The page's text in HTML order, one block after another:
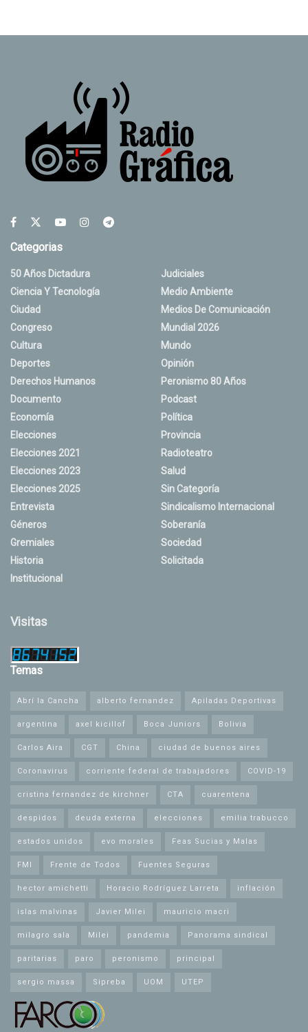
Categorias
50 Años Dictadura
Ciencia Y Tecnología
Ciudad
Congreso
Cultura
Deportes
Derechos Humanos
Documento
Economía
Elecciones
Elecciones 2021
Elecciones 2023
Elecciones 2025
Entrevista
Géneros
Gremiales
Historia
Institucional
Judiciales
Medio Ambiente
Medios De Comunicación
Mundial 2026
Mundo
Opinión
Peronismo 80 Años
Podcast
Política
Provincia
Radioteatro
Salud
Sin Categoría
Sindicalismo Internacional
Soberanía
Sociedad
Solicitada
Visitas
Temas
Abrí la Cancha alberto fernandez Apiladas Deportivas
argentina axel kicillof Boca Juniors Bolivia
Carlos Aira CGT China ciudad de buenos aires
Coronavirus corriente federal de trabajadores COVID-19
cristina fernandez de kirchner CTA cuarentena
despidos deuda externa elecciones emilia trabucco
estados unidos evo morales Feas Sucias y Malas
FMI Frente de Todos Fuentes Seguras
hector amichetti Horacio Rodríguez Larreta inflación
islas malvinas Javier Milei mauricio macri
milagro sala Milei pandemia Panorama sindical
paritarias paro peronismo principal
sergio massa Sipreba UOM UTEP